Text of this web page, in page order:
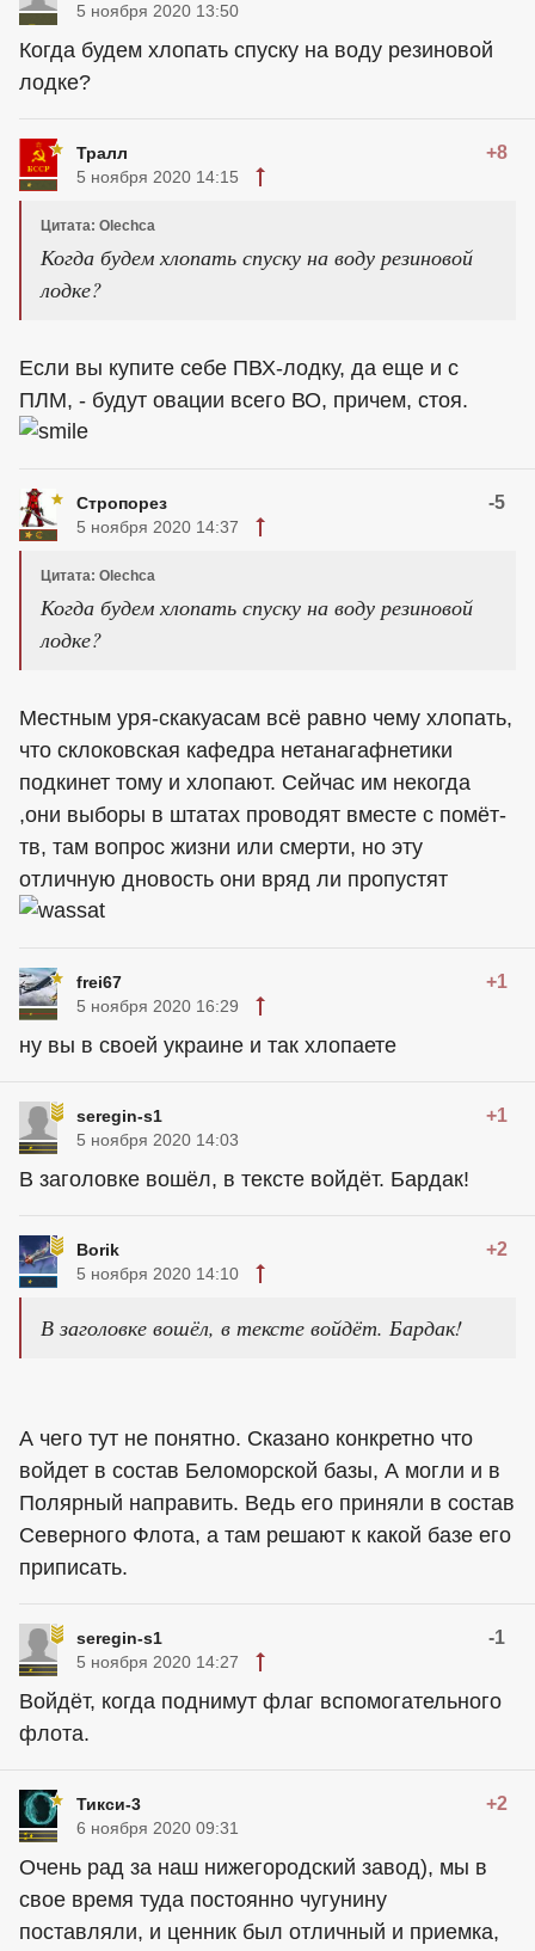
5 ноября 2020 13:50
Когда будем хлопать спуску на воду резиновой
лодке?
Тралл +8
5 ноября 2020 14:15
Цитата: Olechca
Когда будем хлопать спуску на воду резиновой
лодке?
Если вы купите себе ПВХ-лодку, да еще и с
ПЛМ, - будут овации всего ВО, причем, стоя.
Стропорез -5
5 ноября 2020 14:37
Цитата: Olechca
Когда будем хлопать спуску на воду резиновой
лодке?
Местным уря-скакуасам всё равно чему хлопать,
что склоковская кафедра нетанагафнетики
подкинет тому и хлопают. Сейчас им некогда
,они выборы в штатах проводят вместе с помёт-
тв, там вопрос жизни или смерти, но эту
отличную дновость они вряд ли пропустят
frei67 +1
5 ноября 2020 16:29
ну вы в своей украине и так хлопаете
seregin-s1 +1
5 ноября 2020 14:03
В заголовке вошёл, в тексте войдёт. Бардак!
Borik +2
5 ноября 2020 14:10
В заголовке вошёл, в тексте войдёт. Бардак!
А чего тут не понятно. Сказано конкретно что
войдет в состав Беломорской базы, А могли и в
Полярный направить. Ведь его приняли в состав
Северного Флота, а там решают к какой базе его
приписать.
seregin-s1 -1
5 ноября 2020 14:27
Войдёт, когда поднимут флаг вспомогательного
флота.
Тикси-3 +2
6 ноября 2020 09:31
Очень рад за наш нижегородский завод), мы в
свое время туда постоянно чугунину
поставляли, и ценник был отличный и приемка,